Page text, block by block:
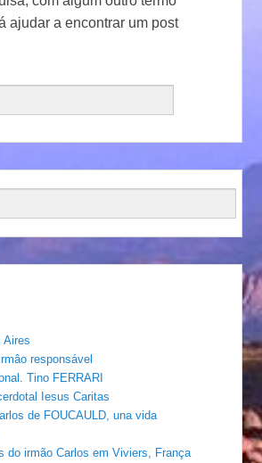
ajudar a encontrar um post
Aires
responsável
Tino FERRARI
Iesus Caritas
de FOUCAULD, una vida
do irmão Carlos em Viviers, França